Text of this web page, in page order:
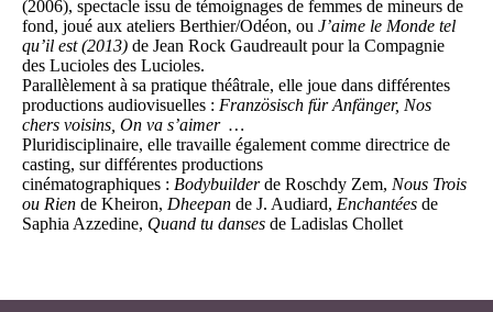
(2006), spectacle issu de témoignages de femmes de mineurs de
fond, joué aux ateliers Berthier/Odéon, ouJ’aime le Monde tel
qu’il est (2013) de Jean Rock Gaudreault pour la Compagnie
des Lucioles des Lucioles.
Parallèlement à sa pratique théâtrale, elle joue dans différentes
productions audiovisuelles : Französisch für Anfänger, Nos
chers voisins, On va s’aimer …
Pluridisciplinaire, elle travaille également comme directrice de
casting, sur différentes productions
cinématographiques : Bodybuilderde Roschdy Zem, Nous Trois
ou Rien de Kheiron, Dheepan de J. Audiard, Enchantéesde
Saphia Azzedine, Quand tu danses de Ladislas Chollet